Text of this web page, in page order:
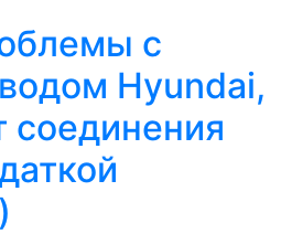
с
Hyundai,
соединения